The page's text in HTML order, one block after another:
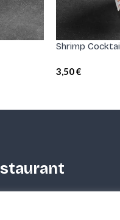
Shrimp Cocktail
3,50€